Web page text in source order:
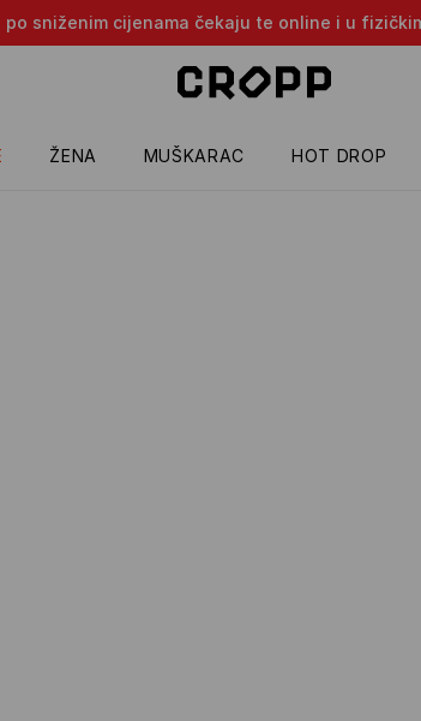
sniženim cijenama čekaju te online i u
ŽENA MUŠKARAC HOT DROP